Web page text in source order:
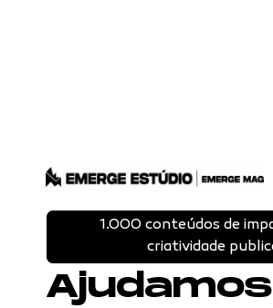
1.000 conteúdos de
criatividade
Ajudamos